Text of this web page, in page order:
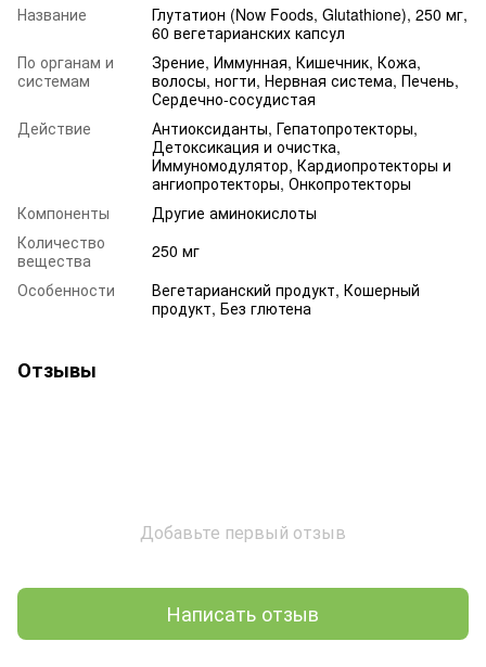
Название
Глутатион (Now Foods, Glutathione), 250 мг,
60 вегетарианских капсул
По органам и
системам
Зрение, Иммунная, Кишечник, Кожа,
волосы, ногти, Нервная система, Печень,
Сердечно-сосудистая
Действие
Антиоксиданты, Гепатопротекторы,
Детоксикация и очистка,
Иммуномодулятор, Кардиопротекторы и
ангиопротекторы, Онкопротекторы
Компоненты
Другие аминокислоты
Количество
вещества
250 мг
Особенности
Вегетарианский продукт, Кошерный
продукт, Без глютена
Отзывы
Добавьте первый отзыв
Написать отзыв